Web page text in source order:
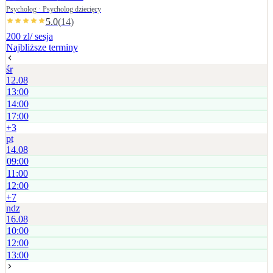
ustalana jest indywidualnie.
Psycholog · Psycholog dziecięcy
5.0(14)
200 zl/ sesja
Najbliższe terminy
śr
12.08
13:00
14:00
17:00
+3
pt
14.08
09:00
11:00
12:00
+7
ndz
16.08
10:00
12:00
13:00